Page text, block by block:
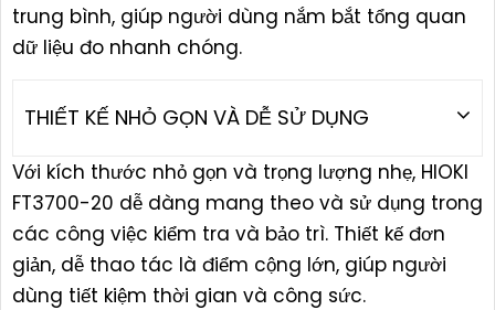
trung bình, giúp người dùng nắm bắt tổng quan
dữ liệu đo nhanh chóng.
THIẾT KẾ NHỎ GỌN VÀ DỄ SỬ DỤNG
Với kích thước nhỏ gọn và trọng lượng nhẹ, HIOKI
FT3700-20 dễ dàng mang theo và sử dụng trong
các công việc kiểm tra và bảo trì. Thiết kế đơn
giản, dễ thao tác là điểm cộng lớn, giúp người
dùng tiết kiệm thời gian và công sức.